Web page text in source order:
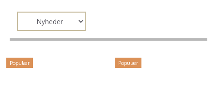
Populær Populær